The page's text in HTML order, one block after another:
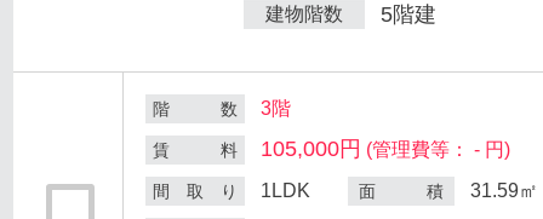
建物階数 5階建
階 数 3階
賃 料 105,000円 (管理費等： - 円)
間 取 り 1LDK 面 積 31.59㎡